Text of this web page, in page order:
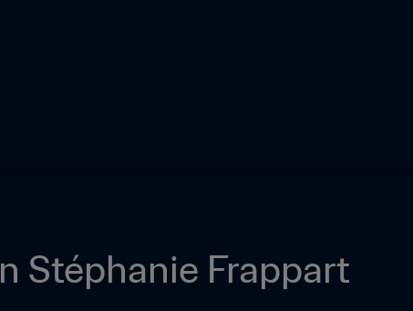
Stéphanie Frappart